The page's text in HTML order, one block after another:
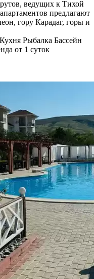
ведущих к Тихой
предлагают
гору Карадаг, горы и
Кухня Рыбалка Бассейн
от 1 суток